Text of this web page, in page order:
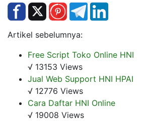
Artikel sebelumnya:
Free Script Toko Online HNI
√ 13153 Views
Jual Web Support HNI HPAI
√ 12776 Views
Cara Daftar HNI Online
√ 19008 Views